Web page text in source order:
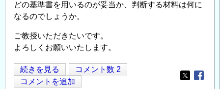
成
業
の
和
６
どの基準書を用いるのが妥当か、判断する材料は何に
なるのでしょうか。
ご教授いただきたいです。
よろしくお願いいたします。
軟
弱
続きを見る
コメント数 2
コメントを追加
Opens in